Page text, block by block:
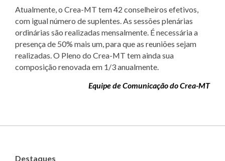
Atualmente, o Crea-MT tem 42 conselheiros efetivos,
com igual número de suplentes. As sessões plenárias
ordinárias são realizadas mensalmente. É necessária a
presença de 50% mais um, para que as reuniões sejam
realizadas. O Pleno do Crea-MT tem ainda sua
composição renovada em 1/3 anualmente.
Equipe de Comunicação do Crea-MT
Destaques